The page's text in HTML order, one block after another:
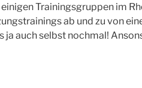
Trainingsgruppen im
ab und zu von
ja auch selbst nochmal!